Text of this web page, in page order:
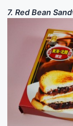
7. Red Bean